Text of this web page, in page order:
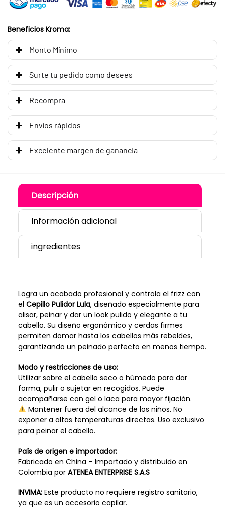
Beneficios Kroma:
Monto Mínimo
Surte tu pedido como desees
Recompra
Envíos rápidos
Excelente margen de ganancia
Descripción
Información adicional
ingredientes
Logra un acabado profesional y controla el frizz con
el Cepillo Pulidor Lula, diseñado especialmente para
alisar, peinar y dar un look pulido y elegante a tu
cabello. Su diseño ergonómico y cerdas firmes
permiten domar hasta los cabellos más rebeldes,
garantizando un peinado perfecto en menos tiempo.
Modo y restricciones de uso:
Utilizar sobre el cabello seco o húmedo para dar
forma, pulir o sujetar en recogidos. Puede
acompañarse con gel o laca para mayor fijación.
Mantener fuera del alcance de los niños. No
exponer a altas temperaturas directas. Uso exclusivo
para peinar el cabello.
País de origen e importador:
Fabricado en China – Importado y distribuido en
Colombia por ATENEA ENTERPRISE S.A.S
INVIMA:Este producto no requiere registro sanitario,
ya que es un accesorio capilar.